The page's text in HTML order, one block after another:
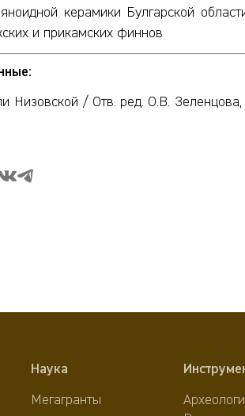
керамики Булгарской
и прикамских финнов
Низовской / Отв. ред. О.В.
Наука
Мегагранты